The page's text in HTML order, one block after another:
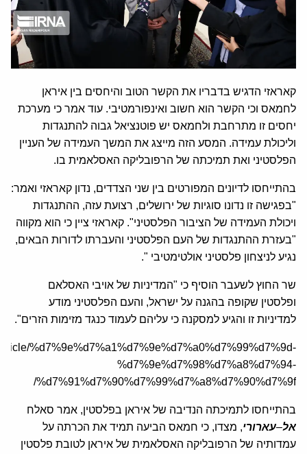
קאראזי הדגיש בדבריו את הקשר הטוב והיחסים בין איראן
לחמאס וכי הקשר הוא חשוב ואינפורמטיבי. עוד אמר כי מערכת
יחסים זו מתרחבת ולחמאס יש פוטנציאל גבוה להתנגדות
וליכולת עמידה. המסע הזה מייצג את המשך העמידה של העניין
הפלסטיני ואת תמיכתה של הרפובליקה האסלאמית בו.
בהתייחסו לדיונים המפורטים בין שני הצדדים, נדון קאראזי ואמר:
"בפגישה זו נדונו סוגיות של ירושלים, רצועת עזה, ההתנגדות
ויכולת העמידה של הציבור הפלסטיני". קאראזי ציין כי הוא מקווה
"בעזרת ההתנגדות של העם הפלסטיני והעברתו לדורות הבאים,
נגיע לניצחון פלסטיני אולטימטיבי ".
שר החוץ לשעבר הוסיף כי "המדיניות של אויבי האסלאם
ופלסטין שקופה בהגנה על ישראל, והעם הפלסטיני מודע
למדיניות זו והגיע למסקנה כי עליהם לעמוד כנגד מזימות הזרים".
%d7%9e%d7%a1%d7%9e%d7%a0%d7%99%d7%9d-
%d7%9e%d7%98%d7%a8%d7%94-
%d7%91%d7%90%d7%99%d7%a8%d7%90%d7%9f/
בהתייחסו לתמיכתה הנדיבה של איראן בפלסטין, אמר סאלח
אל–עארורי, מצדו, כי חמאס הביעה תמיד את הכרתה על
עמדותיה של הרפובליקה האסלאמית של איראן לטובת פלסטין